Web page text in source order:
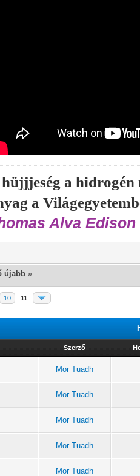
a hidrogén
a
Alva Edison
újabb »
10 11
Szerző
Mor Tuadh
Mor Tuadh
Mor Tuadh
Mor Tuadh
Mor Tuadh